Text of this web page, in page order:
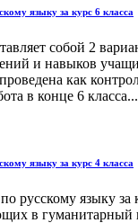
языку за курс 6 класса
собой 2
и навыков
как
в конце 6 класса...
языку за курс 4 класса
русскому языку за
в гуманитарный